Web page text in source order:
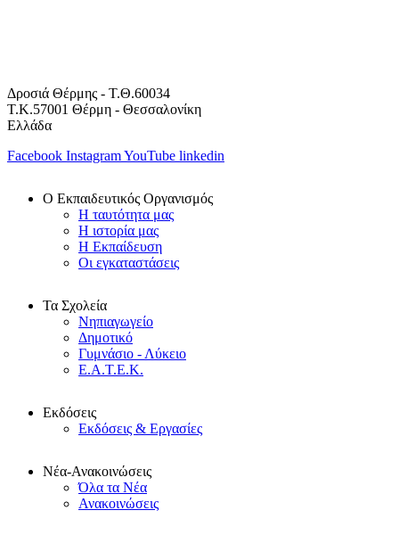
Δροσιά Θέρμης - Τ.Θ.60034
Τ.Κ.57001 Θέρμη - Θεσσαλονίκη
Ελλάδα
Facebook InstagramYouTube linkedin
Ο Εκπαιδευτικός Οργανισμός
Η ταυτότητα μας
Η ιστορία μας
Η Εκπαίδευση
Οι εγκαταστάσεις
Τα Σχολεία
Νηπιαγωγείο
Δημοτικό
Γυμνάσιο - Λύκειο
Ε.Α.Τ.Ε.Κ.
Εκδόσεις
Εκδόσεις & Εργασίες
Νέα-Ανακοινώσεις
Όλα τα Νέα
Ανακοινώσεις